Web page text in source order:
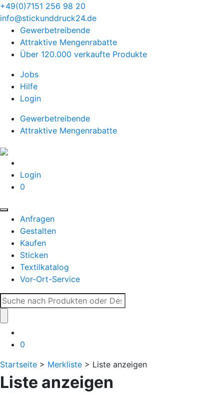
+49(0)7151 256 98 20‬
info@stickunddruck24.de
Gewerbetreibende
Attraktive Mengenrabatte
Über 120.000 verkaufte Produkte
Jobs
Hilfe
Login
Gewerbetreibende
Attraktive Mengenrabatte
Login
0
Anfragen
Gestalten
Kaufen
Sticken
Textilkatalog
Vor-Ort-Service
Suche
nach:
0
Startseite > Merkliste > Liste anzeigen
Liste anzeigen